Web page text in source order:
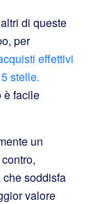
di queste
per
effettivi
stelle.
è facile
un
soddisfa
valore